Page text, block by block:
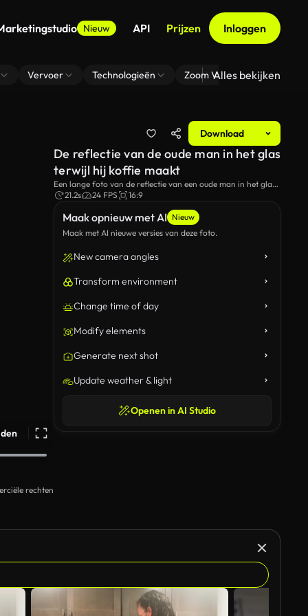
Nieuw API Prijzen Inloggen
Vervoer Technologieën Zoom Virtuele
Alles bekijken
Download
rechten
Maak opnieuw met AI Nieuw
Maak met AI nieuwe versies van deze foto.
New camera angles
Transform environment
Change time of day
Modify elements
Generate next shot
Update weather & light
Openen in AI Studio
De reflectie van de oude man in het glas
terwijl hij koffie maakt
Een lange foto van de reflectie van een oude man in het glas
terwijl hij koffie maakt.
21.2s 24 FPS 16:9